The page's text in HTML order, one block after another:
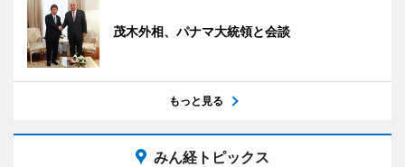
茂木外相、パナマ大統領と会談
もっと見る
みん経トピックス